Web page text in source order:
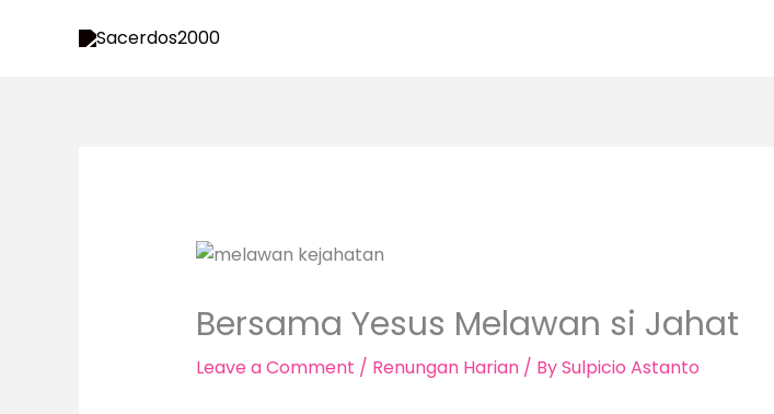
Bersama Yesus Melawan si Jahat
Leave a Comment / Renungan Harian/ BySulpicio Astanto